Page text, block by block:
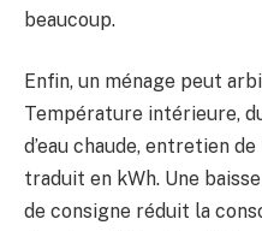
beaucoup.
Enfin, un ménage peut
Température intérieure,
d’eau chaude, entretien
traduit en kWh. Une
de consigne réduit la